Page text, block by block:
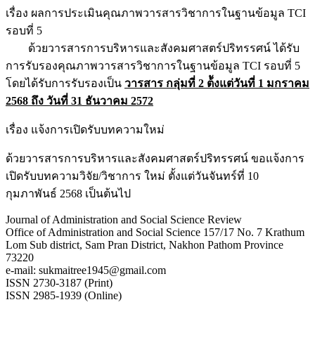
เรื่อง ผลการประเมินคุณภาพวารสารวิชาการในฐานข้อมูล TCI
รอบที่ 5
ด้วยวารสารการบริหารและสังคมศาสตร์ปริทรรศน์ ได้รับ
การรับรองคุณภาพวารสารวิชาการในฐานข้อมูล TCI รอบที่ 5
โดยได้รับการรับรองเป็น วารสาร กลุ่มที่ 2 ต้ังแต่วันที่ 1 มกราคม
2568 ถึง วันที่ 31 ธันวาคม 2572
เรื่อง แจ้งการเปิดรับบทความใหม่
ด้วยวารสารการบริหารและสังคมศาสตร์ปริทรรศน์ ขอแจ้งการ
เปิดรับบทความวิจัย/วิชาการ ใหม่ ตั้งแต่วันจันทร์ที่ 10
กุมภาพันธ์ 2568 เป็นต้นไป
Journal of Administration and Social Science Review
Office of Administration and Social Science 157/17 No. 7 Krathum
Lom Sub district, Sam Pran District, Nakhon Pathom Province
73220
e-mail: sukmaitree1945@gmail.com
ISSN 2730-3187 (Print)
ISSN 2985-1939 (Online)